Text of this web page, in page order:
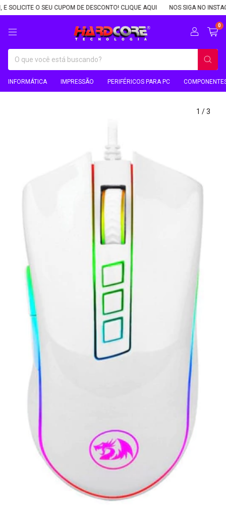
O SEU CUPOM DE DESCONTO! CLIQUE AQUI NOS SIGA NO
0
INFORMÁTICA IMPRESSÃO PERIFÉRICOS PARA PC
1 /3